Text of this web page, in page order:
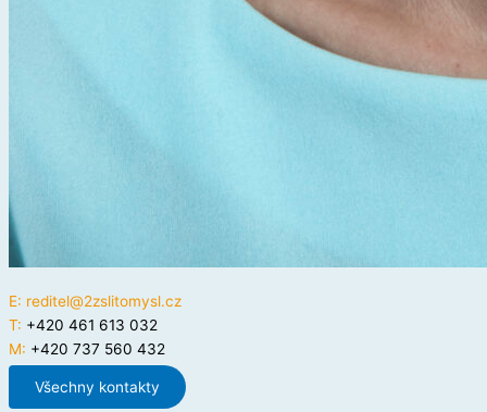
E: reditel@2zslitomysl.cz
T: +420 461 613 032
M: +420 737 560 432
Všechny kontakty